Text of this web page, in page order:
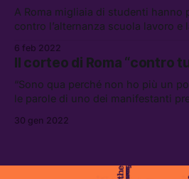
A Roma migliaia di studenti hanno
contro l’alternanza scuola lavoro e
dell’inizio della pandemia.
6 feb 2022
Il corteo di Roma “contro
“Sono qua perché non ho più un
le parole di uno dei manifestanti
Appuntamento a Piazza Vittorio
30 gen 2022